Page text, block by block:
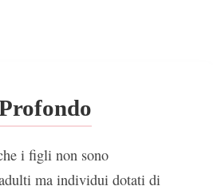
i figli non sono
ma individui dotati di